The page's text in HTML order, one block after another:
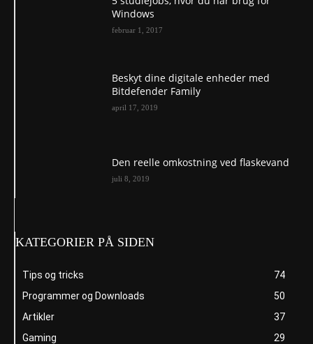
Windows
februar 1, 2017
Beskyt dine digitale enheder med
Bitdefender Family
april 17, 2019
Den reelle omkostning ved flaskevand
juli 8, 2019
KATEGORIER PÅ SIDEN
Tips og tricks
74
Programmer og Downloads
50
Artikler
37
Gaming
29